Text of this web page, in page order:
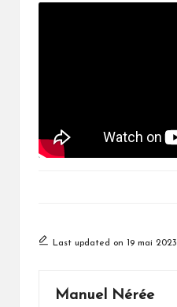
Last updated on 19 mai 2023
Manuel Nérée